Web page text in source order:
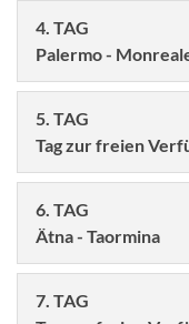
Am Morgen
Küstenstädtchen
goldschimmernden
Von dort führt uns
Unser exklusives
4. TAG
Palermo -
5. TAG
Tag zur freien
6. TAG
Ätna - Taormina
7. TAG